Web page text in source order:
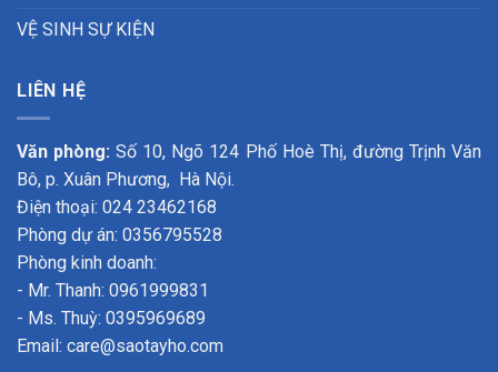
VỆ SINH SỰ KIỆN
LIÊN HỆ
Văn phòng: Số 10, Ngõ 124 Phố Hoè Thị, đường Trịnh Văn
Bô, p. Xuân Phương, Hà Nội.
Điện thoại: 024 23462168
Phòng dự án: 0356795528
Phòng kinh doanh:
- Mr. Thanh: 0961999831
- Ms. Thuỳ: 0395969689
Email: care@saotayho.com